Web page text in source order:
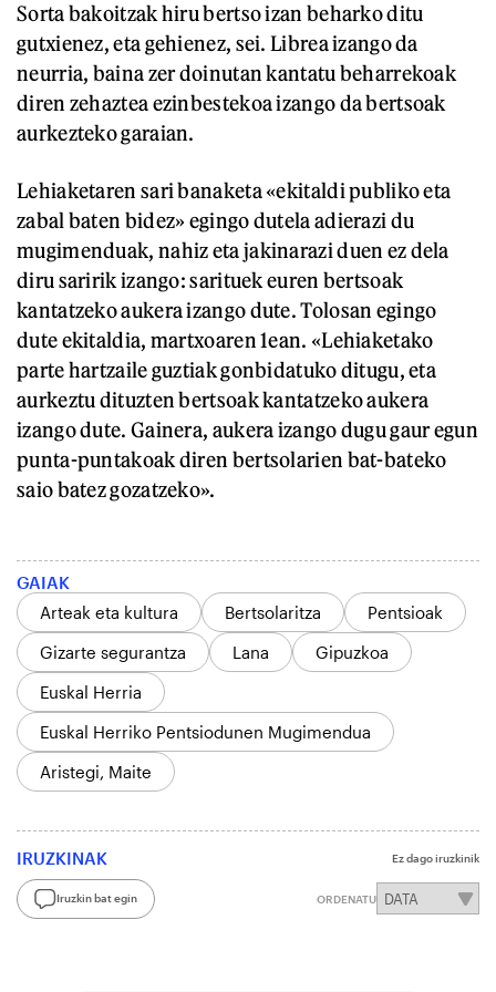
Sorta bakoitzak hiru bertso izan beharko ditu
gutxienez, eta gehienez, sei. Librea izango da
neurria, baina zer doinutan kantatu beharrekoak
diren zehaztea ezinbestekoa izango da bertsoak
aurkezteko garaian.
Lehiaketaren sari banaketa «ekitaldi publiko eta
zabal baten bidez» egingo dutela adierazi du
mugimenduak, nahiz eta jakinarazi duen ez dela
diru saririk izango: sarituek euren bertsoak
kantatzeko aukera izango dute. Tolosan egingo
dute ekitaldia, martxoaren 1ean. «Lehiaketako
parte hartzaile guztiak gonbidatuko ditugu, eta
aurkeztu dituzten bertsoak kantatzeko aukera
izango dute. Gainera, aukera izango dugu gaur egun
punta-puntakoak diren bertsolarien bat-bateko
saio batez gozatzeko».
GAIAK
Arteak eta kultura
Bertsolaritza
Pentsioak
Gizarte segurantza
Lana
Gipuzkoa
Euskal Herria
Euskal Herriko Pentsiodunen Mugimendua
Aristegi, Maite
IRUZKINAK Ez dago iruzkinik
Iruzkin bat egin ORDENATU